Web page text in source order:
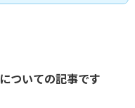
についての記事です